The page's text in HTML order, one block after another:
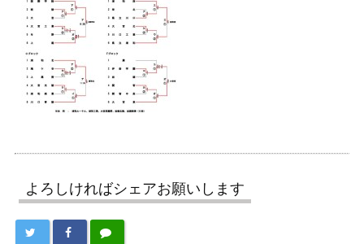
よろしければシェアお願いします